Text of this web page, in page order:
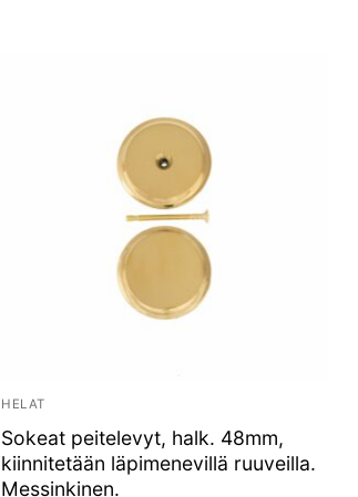
HELAT
Sokeat peitelevyt, halk. 48mm,
kiinnitetään läpimenevillä ruuveilla.
Messinkinen.